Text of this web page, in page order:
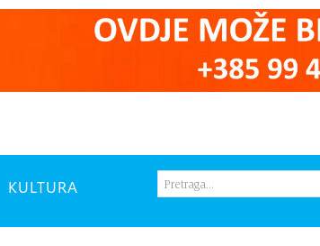
KULTURA